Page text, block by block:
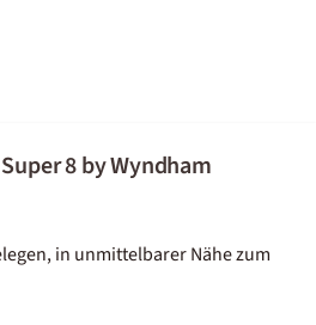
8 by Wyndham
in unmittelbarer Nähe zum